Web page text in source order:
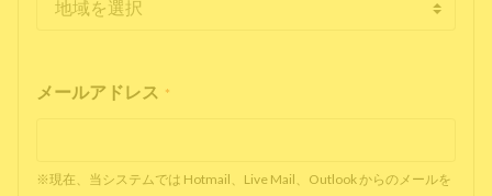
メールアドレス *
※現在、当システムでは Hotmail、Live Mail、Outlook からのメールを